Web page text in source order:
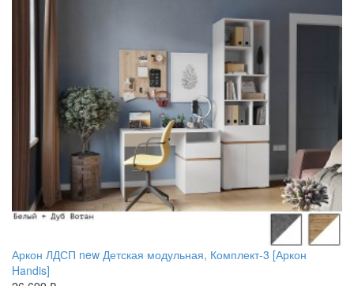
Аркон ЛДСП new Детская модульная, Комплект-3 [Аркон
Handis]